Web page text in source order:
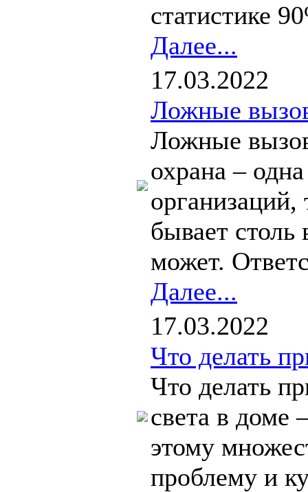
статистике
Далее...
17.03.2022
Ложные
Ложные
охрана –
организаций,
бывает
может.
Далее...
17.03.2022
Что делать
Что делать
света в доме
этому
проблему и